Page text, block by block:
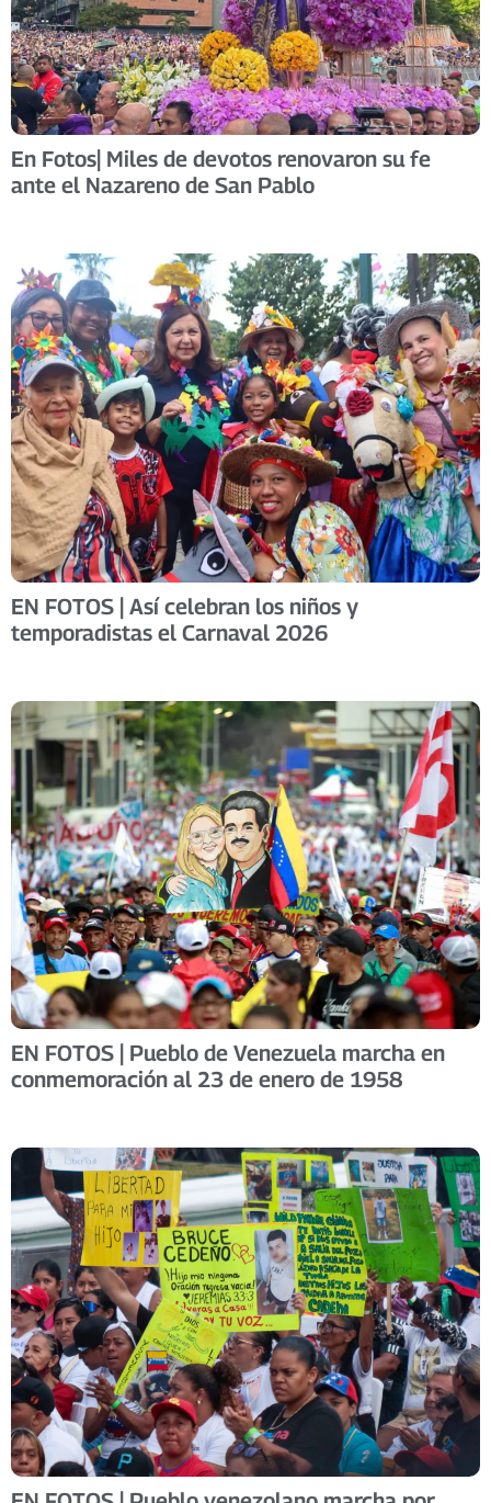
En Fotos| Miles de devotos renovaron su fe
ante el Nazareno de San Pablo
EN FOTOS | Así celebran los niños y
temporadistas el Carnaval 2026
EN FOTOS | Pueblo de Venezuela marcha en
conmemoración al 23 de enero de 1958